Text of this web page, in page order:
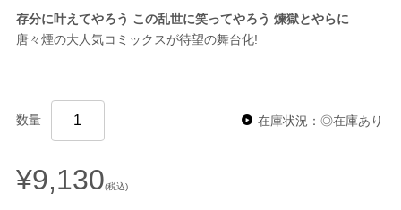
存分に叶えてやろう この乱世に笑ってやろう 煉獄とやらに
唐々煙の大人気コミックスが待望の舞台化!
数量 在庫状況：◎在庫あり
¥9,130(税込)